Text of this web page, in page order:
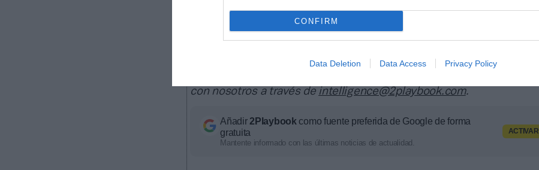
CONFIRM
Data Deletion Data Access Privacy Policy
La plataforma también contabiliza la asistencia a todos los
deportivos, de entretenimiento y música en España, así como más
competición, tipología de activos, marcas, categorías de producto y
con nosotros a través de intelligence@2playbook.com.
Añadir2Playbook como fuente preferida de Google de forma
gratuita
Mantente informado con las últimas noticias de actualidad.